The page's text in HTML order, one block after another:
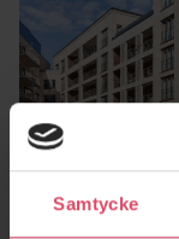
Samtycke
Norra Kapellgärdet